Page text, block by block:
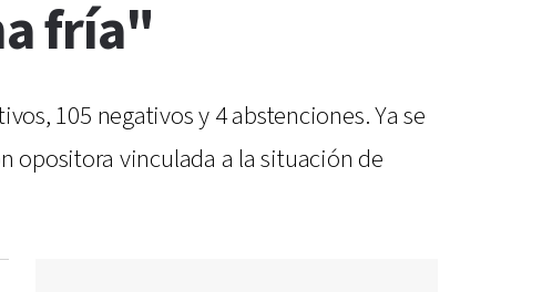
fría"
105 negativos y 4 abstenciones. Ya se
opositora vinculada a la situación de